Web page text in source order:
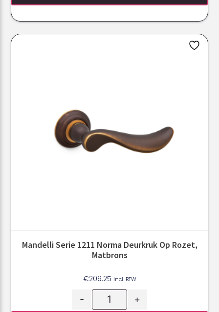
Mandelli Serie 1211 Norma Deurkruk Op Rozet,
Matbrons
€209.25 Incl. BTW
- +